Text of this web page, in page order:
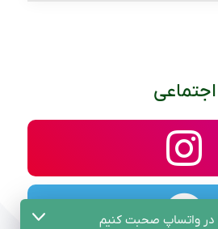
در واتساپ صحبت کنیم